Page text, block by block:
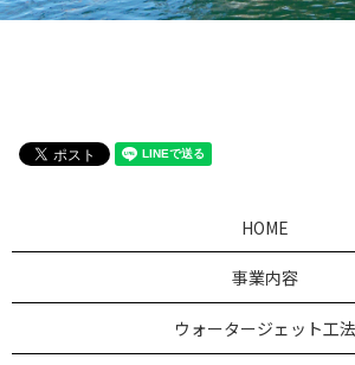
HOME
事業内容
ウォータージェット工法